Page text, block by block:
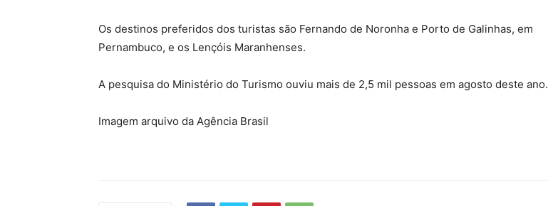
Os destinos preferidos dos turistas são Fernando de Noronha e Porto de Galinhas, em
Pernambuco, e os Lençóis Maranhenses.
A pesquisa do Ministério do Turismo ouviu mais de 2,5 mil pessoas em agosto deste ano.
Imagem arquivo da Agência Brasil